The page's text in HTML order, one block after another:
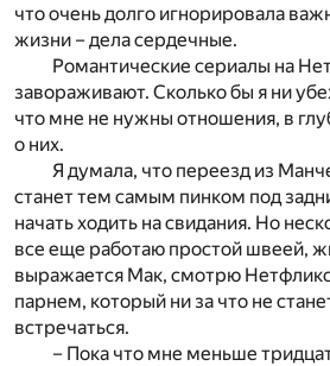
что очень долго игнорировала
жизни – дела сердечные.
Романтические сериалы на
завораживают. Сколько бы я ни
что мне не нужны отношения, в
о них.
Я думала, что переезд из
станет тем самым пинком под
начать ходить на свидания. Но
все еще работаю простой швеей,
выражается Мак, смотрю
парнем, который ни за что не
встречаться.
– Пока что мне меньше